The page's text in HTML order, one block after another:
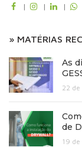
| | |
» MATÉRIAS
As
22
de
19